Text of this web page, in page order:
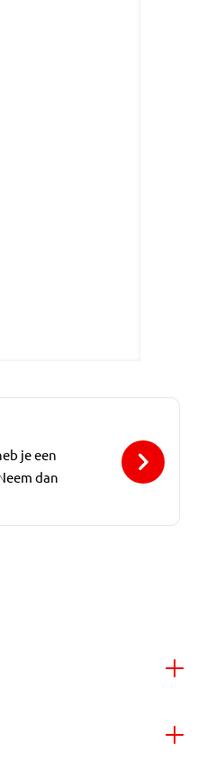
je een
dan